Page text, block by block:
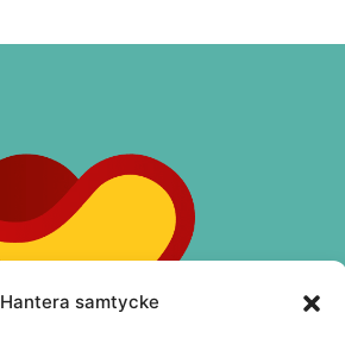
Hantera samtycke